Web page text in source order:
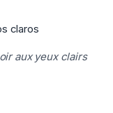
claros
aux yeux clairs